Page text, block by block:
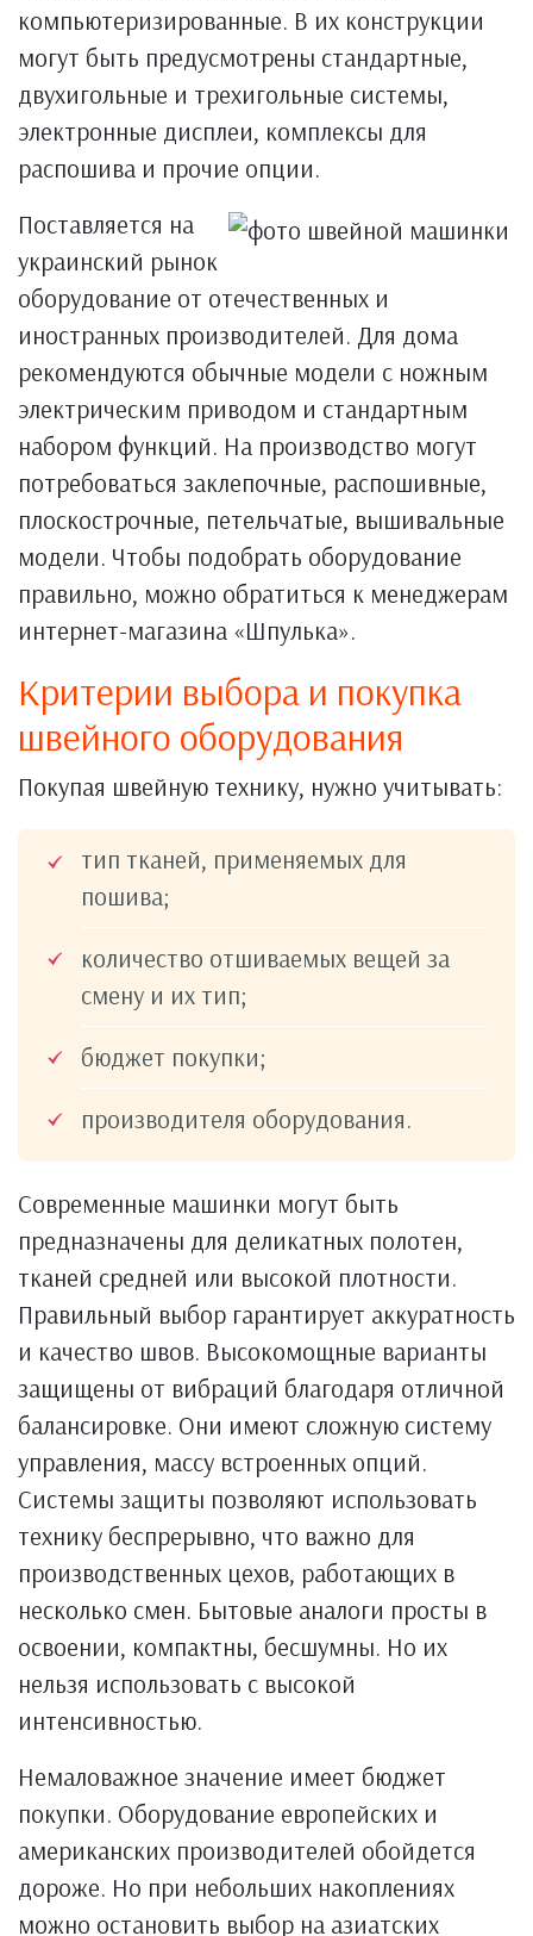
компьютеризированные. В их конструкции
могут быть предусмотрены стандартные,
двухигольные и трехигольные системы,
электронные дисплеи, комплексы для
распошива и прочие опции.
Поставляется на
украинский рынок
оборудование от отечественных и
иностранных производителей. Для дома
рекомендуются обычные модели с ножным
электрическим приводом и стандартным
набором функций. На производство могут
потребоваться заклепочные, распошивные,
плоскострочные, петельчатые, вышивальные
модели. Чтобы подобрать оборудование
правильно, можно обратиться к менеджерам
интернет-магазина «Шпулька».
Критерии выбора и покупка
швейного оборудования
Покупая швейную технику, нужно учитывать:
тип тканей, применяемых для
пошива;
количество отшиваемых вещей за
смену и их тип;
бюджет покупки;
производителя оборудования.
Современные машинки могут быть
предназначены для деликатных полотен,
тканей средней или высокой плотности.
Правильный выбор гарантирует аккуратность
и качество швов. Высокомощные варианты
защищены от вибраций благодаря отличной
балансировке. Они имеют сложную систему
управления, массу встроенных опций.
Системы защиты позволяют использовать
технику беспрерывно, что важно для
производственных цехов, работающих в
несколько смен. Бытовые аналоги просты в
освоении, компактны, бесшумны. Но их
нельзя использовать с высокой
интенсивностью.
Немаловажное значение имеет бюджет
покупки. Оборудование европейских и
американских производителей обойдется
дороже. Но при небольших накоплениях
можно остановить выбор на азиатских